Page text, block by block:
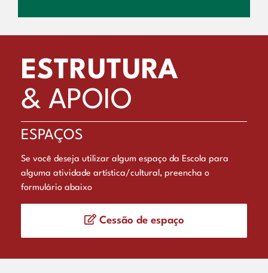
ESTRUTURA
& APOIO
ESPAÇOS
Se você deseja utilizar algum espaço da Escola para
alguma atividade artística/cultural, preencha o
formulário abaixo
Cessão de espaço